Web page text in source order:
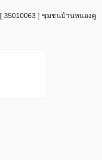
[ 35010063 ] ชุมชนบ้านหนองคู